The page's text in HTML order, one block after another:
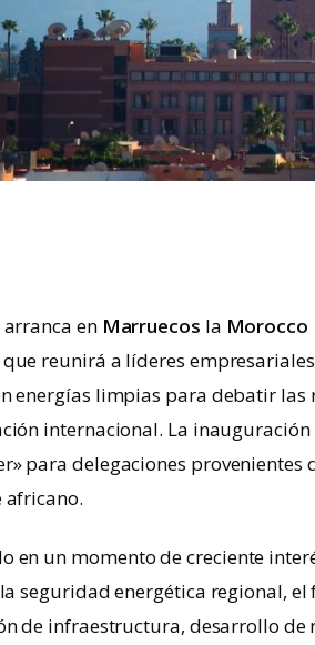
en Marruecos la Morocco
reunirá a líderes
energías limpias para debatir las
internacional. La
para delegaciones
africano.
en un momento de creciente
seguridad energética regional,
de infraestructura, desarrollo de